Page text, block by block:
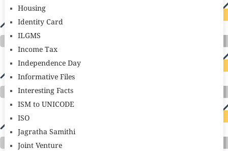
Housing
Identity Card
ILGMS
Income Tax
Independence Day
Informative Files
Interesting Facts
ISM to UNICODE
ISO
Jagratha Samithi
Joint Venture